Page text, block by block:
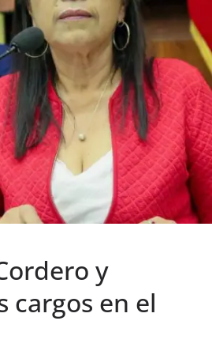
y
cargos en el